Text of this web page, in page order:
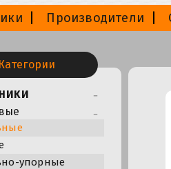
Производители
Категории
упорные